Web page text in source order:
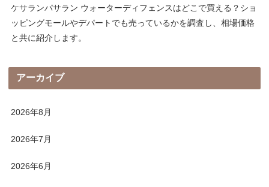
ケサランパサラン ウォーターディフェンスはどこで買える？ショ
ッピングモールやデパートでも売っているかを調査し、相場価格
と共に紹介します。
アーカイブ
2026年8月
2026年7月
2026年6月